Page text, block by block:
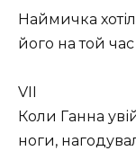
Наймичка
його на той
VII
Коли Ганна
ноги,